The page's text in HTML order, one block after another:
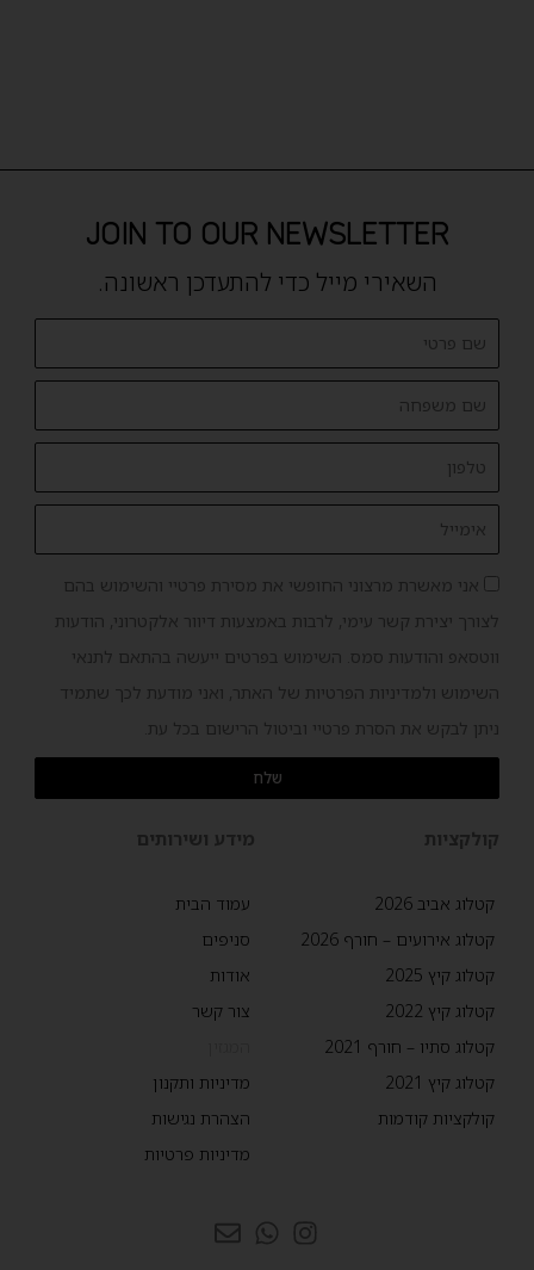
JOIN TO OUR NEWSLETTER
השאירי מייל כדי להתעדכן ראשונה.
FirstName
lastName
Phone
Email
אישור
שיווק
אני מאשרת מרצוני החופשי את מסירת פרטיי והשימוש בהם
לצורך יצירת קשר עימי, לרבות באמצעות דיוור אלקטרוני, הודעות
ווטסאפ והודעות סמס. השימוש בפרטים ייעשה בהתאם לתנאי
השימוש ולמדיניות הפרטיות של האתר, ואני מודעת לכך שתמיד
ניתן לבקש את הסרת פרטיי וביטול הרישום בכל עת.
שלח
קולקציות
קטלוג אביב 2026
קטלוג אירועים – חורף 2026
קטלוג קיץ 2025
קטלוג קיץ 2022
קטלוג סתיו – חורף 2021
קטלוג קיץ 2021
קולקציות קודמות
מידע ושירותים
עמוד הבית
סניפים
אודות
צור קשר
מדיניות ותקנון
הצהרת נגישות
מדיניות פרטיות